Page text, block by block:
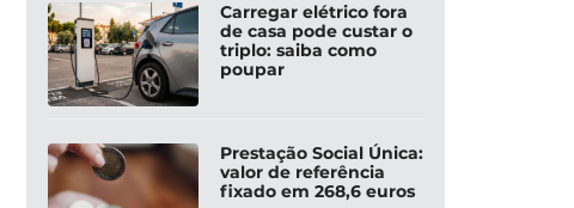
Carregar elétrico fora
de casa pode custar o
triplo: saiba como
poupar
Prestação Social Única:
valor de referência
fixado em 268,6 euros